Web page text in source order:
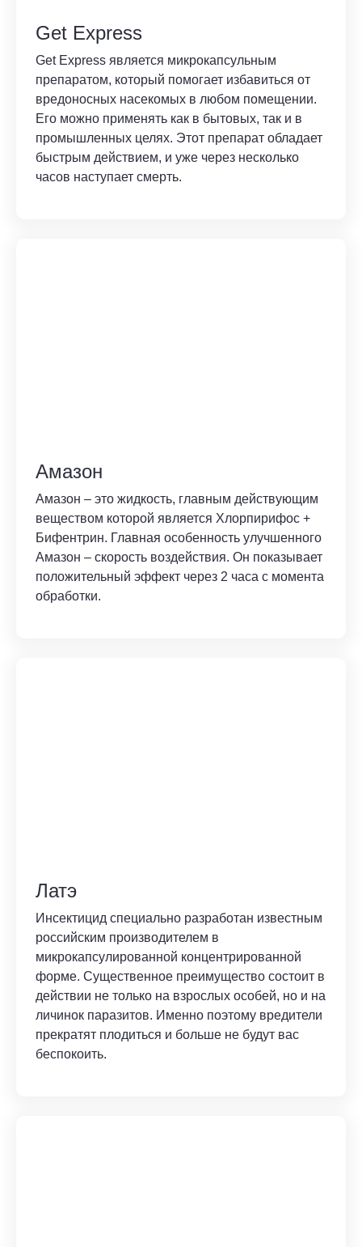
Get Express
Get Express является микрокапсульным
препаратом, который помогает избавиться от
вредоносных насекомых в любом помещении.
Его можно применять как в бытовых, так и в
промышленных целях. Этот препарат обладает
быстрым действием, и уже через несколько
часов наступает смерть.
Амазон
Амазон – это жидкость, главным действующим
веществом которой является Хлорпирифос +
Бифентрин. Главная особенность улучшенного
Амазон – скорость воздействия. Он показывает
положительный эффект через 2 часа с момента
обработки.
Латэ
Инсектицид специально разработан известным
российским производителем в
микрокапсулированной концентрированной
форме. Существенное преимущество состоит в
действии не только на взрослых особей, но и на
личинок паразитов. Именно поэтому вредители
прекратят плодиться и больше не будут вас
беспокоить.